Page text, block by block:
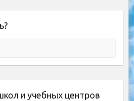
и учебных центров